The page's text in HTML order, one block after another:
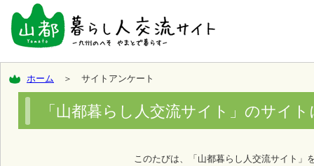
ホーム ＞ サイトアンケート
「山都暮らし人交流サイト」のサイ
このたびは、「山都暮らし人交流サイト」